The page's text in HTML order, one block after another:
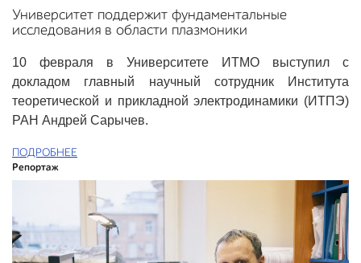
Университет поддержит фундаментальные
исследования в области плазмоники
10 февраля в Университете ИТМО выступил с
докладом главный научный сотрудник Института
теоретической и прикладной электродинамики (ИТПЭ)
РАН Андрей Сарычев.
ПОДРОБНЕЕ
Репортаж